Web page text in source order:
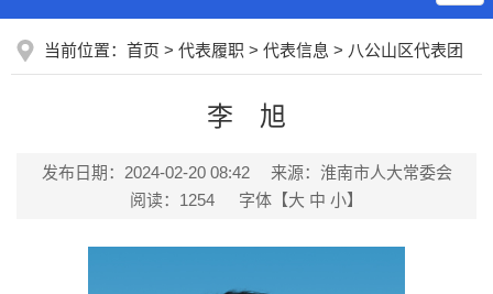
当前位置： 首页 > 代表履职 > 代表信息 > 八公山区代表团
李 旭
发布日期：2024-02-20 08:42
来源：淮南市人大常委会
阅读： 1254 字体【大 中 小】